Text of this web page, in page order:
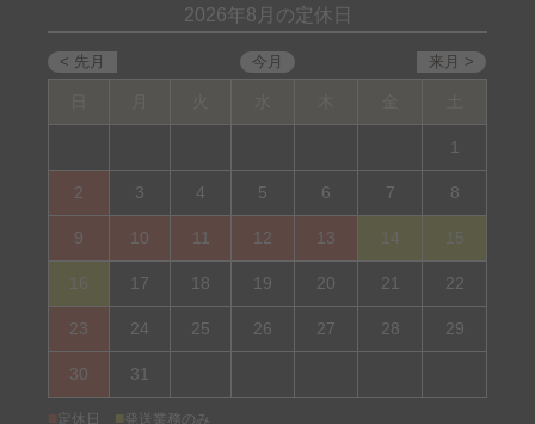
2026年8月の定休日
1
2 3 4 5 6 7 8
9 10 11 12 13 14 15
16 17 18 19 20 21 22
23 24 25 26 27 28 29
30 31
定休日 発送業務のみ